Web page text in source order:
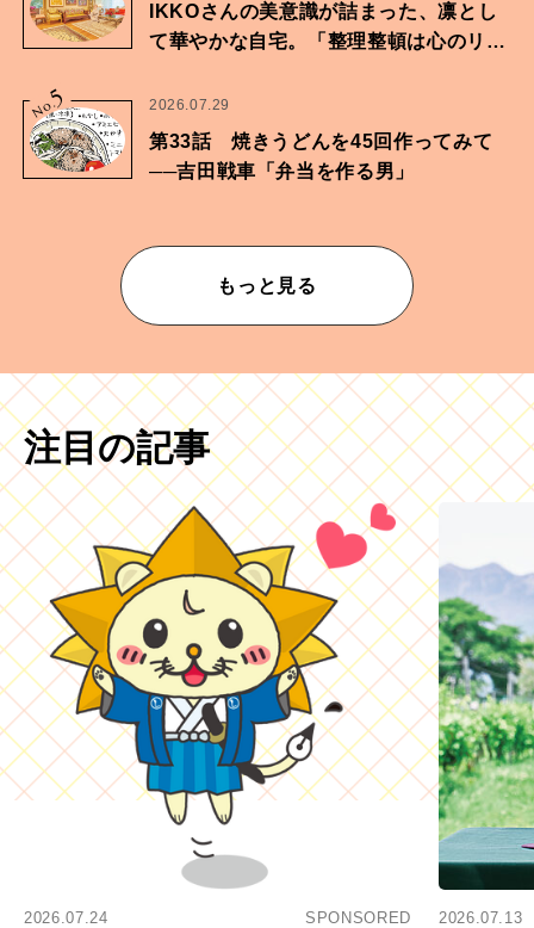
IKKOさんの美意識が詰まった、凛とし
て華やかな自宅。「整理整頓は心のリズ
No.
5 2026.07.29
第33話 焼きうどんを45回作ってみて
──吉田戦車「弁当を作る男」
もっと見る
注目の記事
2026.07.24 SPONSORED 2026.07.13